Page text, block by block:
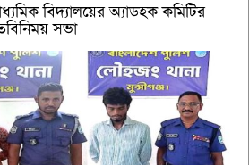
বিদ্যালয়ের অ্যাডহক কমিটির
সভা